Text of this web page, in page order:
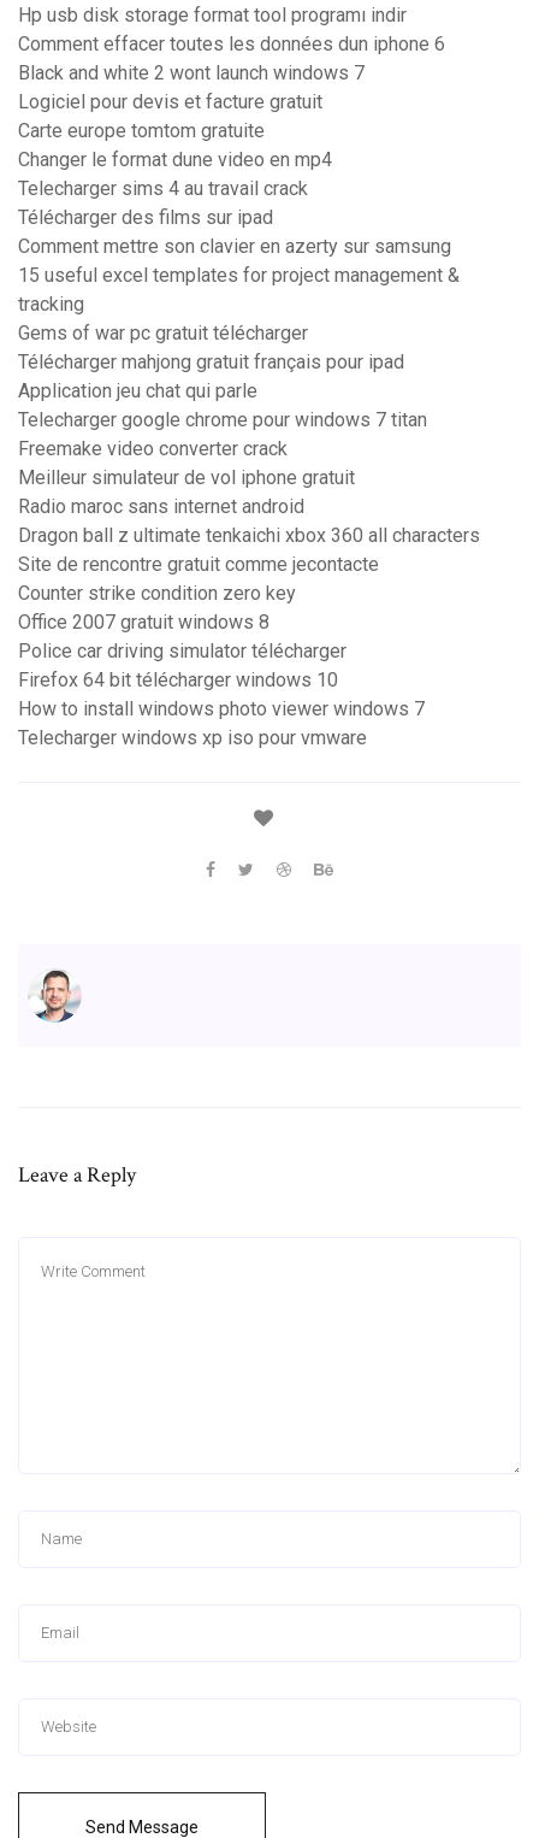
Hp usb disk storage format tool programı indir
Comment effacer toutes les données dun iphone 6
Black and white 2 wont launch windows 7
Logiciel pour devis et facture gratuit
Carte europe tomtom gratuite
Changer le format dune video en mp4
Telecharger sims 4 au travail crack
Télécharger des films sur ipad
Comment mettre son clavier en azerty sur samsung
15 useful excel templates for project management &
tracking
Gems of war pc gratuit télécharger
Télécharger mahjong gratuit français pour ipad
Application jeu chat qui parle
Telecharger google chrome pour windows 7 titan
Freemake video converter crack
Meilleur simulateur de vol iphone gratuit
Radio maroc sans internet android
Dragon ball z ultimate tenkaichi xbox 360 all characters
Site de rencontre gratuit comme jecontacte
Counter strike condition zero key
Office 2007 gratuit windows 8
Police car driving simulator télécharger
Firefox 64 bit télécharger windows 10
How to install windows photo viewer windows 7
Telecharger windows xp iso pour vmware
Leave a Reply
Send Message